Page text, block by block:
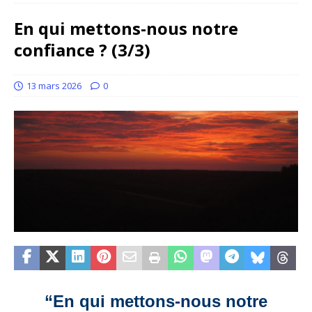
En qui mettons-nous notre
confiance ? (3/3)
13 mars 2026 0
“En qui mettons-nous notre